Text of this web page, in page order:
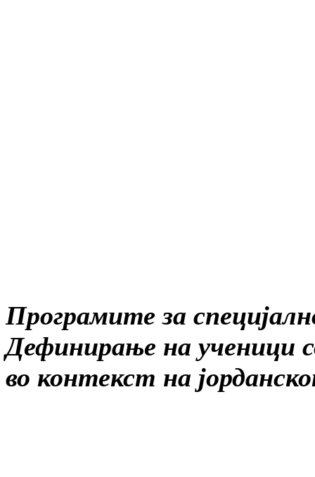
Програмите за
Дефинирање на ученици
во контекст на